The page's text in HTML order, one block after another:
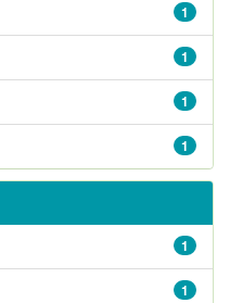
1
1
1
1
1
1